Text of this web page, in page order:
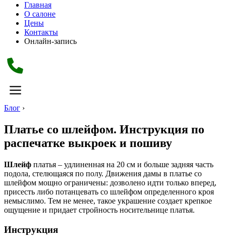
Главная
О салоне
Цены
Контакты
Онлайн-запись
Блог ›
Платье со шлейфом. Инструкция по
распечатке выкроек и пошиву
Шлейф платья – удлиненная на 20 см и больше задняя часть
подола, стелющаяся по полу. Движения дамы в платье со
шлейфом мощно ограничены: дозволено идти только вперед,
присесть либо потанцевать со шлейфом определенного кроя
немыслимо. Тем не менее, такое украшение создает крепкое
ощущение и придает стройность носительнице платья.
Инструкция